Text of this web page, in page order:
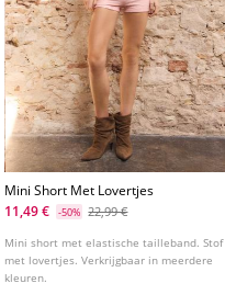
Mini Short Met Lovertjes
11,49 €
-50% 22,99 €
Mini short met elastische tailleband. Stof
met lovertjes. Verkrijgbaar in meerdere
kleuren.